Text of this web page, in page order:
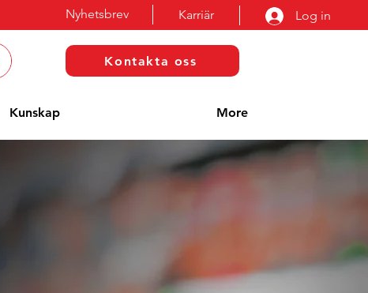
Karriär Log in
Nyhetsbrev
Kontakta oss
Kunskap More